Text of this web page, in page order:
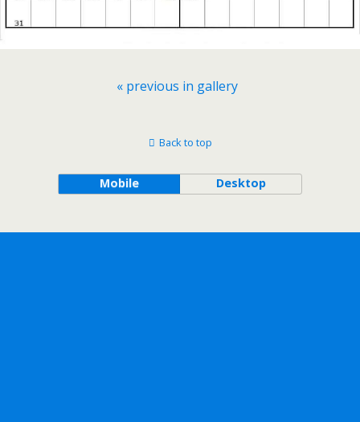
« previous in gallery
Back to top
Mobile Desktop